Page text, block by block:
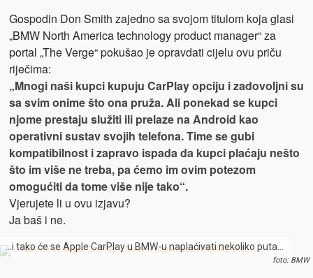
Gospodin Don Smith zajedno sa svojom titulom koja glasi
„BMW North America technology product manager“ za
portal „The Verge“ pokušao je opravdati cijelu ovu priču
riječima:
„Mnogi naši kupci kupuju CarPlay opciju i zadovoljni su
sa svim onime što ona pruža. Ali ponekad se kupci
njome prestaju služiti ili prelaze na Android kao
operativni sustav svojih telefona. Time se gubi
kompatibilnost i zapravo ispada da kupci plaćaju nešto
što im više ne treba, pa ćemo im ovim potezom
omogućiti da tome više nije tako“.
Vjerujete li u ovu izjavu?
Ja baš i ne.
…i tako će se Apple CarPlay u BMW-u naplaćivati nekoliko puta…
foto: BMW